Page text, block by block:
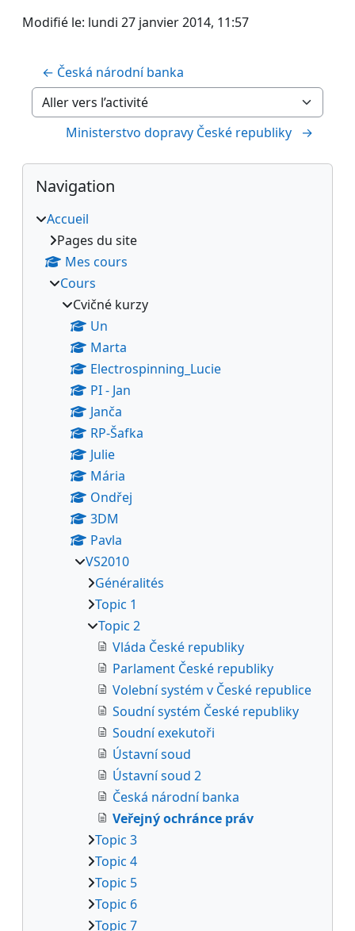
Modifié le: lundi 27 janvier 2014, 11:57
← Česká národní banka
Aller vers l’activité
Ministerstvo dopravy České republiky   →
Blocs
Passer Navigation
Navigation
Accueil
Pages du site
Mes cours
Cours
Cvičné kurzy
Un
Marta
Electrospinning_Lucie
PI - Jan
Janča
RP-Šafka
Julie
Mária
Ondřej
3DM
Pavla
VS2010
Généralités
Topic 1
Topic 2
Vláda České republiky
Parlament České republiky
Volební systém v České republice
Soudní systém České republiky
Soudní exekutoři
Ústavní soud
Ústavní soud 2
Česká národní banka
Veřejný ochránce práv
Topic 3
Topic 4
Topic 5
Topic 6
Topic 7